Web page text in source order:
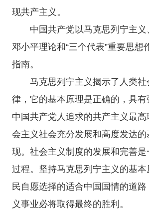
现共产主义。
中国共产党以马克思列宁主义
邓小平理论和“三个代表”重要思想
指南。
马克思列宁主义揭示了人类
律，它的基本原理是正确的，具有
中国共产党人追求的共产主义最
会主义社会充分发展和高度发达的
现。社会主义制度的发展和完善是
过程。坚持马克思列宁主义的基本
民自愿选择的适合中国国情的道
义事业必将取得最终的胜利。